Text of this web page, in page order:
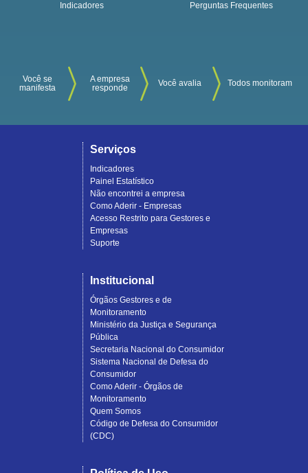
Indicadores Perguntas Frequentes
Você se
manifesta
A empresa
responde
Você avalia Todos monitoram
Serviços
Indicadores
Painel Estatístico
Não encontrei a empresa
Como Aderir - Empresas
Acesso Restrito para Gestores e
Empresas
Suporte
Institucional
Órgãos Gestores e de
Monitoramento
Ministério da Justiça e Segurança
Pública
Secretaria Nacional do Consumidor
Sistema Nacional de Defesa do
Consumidor
Como Aderir - Órgãos de
Monitoramento
Quem Somos
Código de Defesa do Consumidor
(CDC)